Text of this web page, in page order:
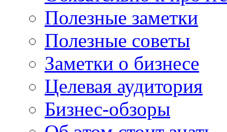
Полезные заметки
Полезные советы
Заметки о бизнесе
Целевая аудитория
Бизнес-обзоры